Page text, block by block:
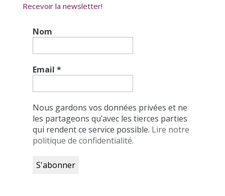
Recevoir la newsletter!
Nom
Email *
Nous gardons vos données privées et ne
les partageons qu’avec les tierces parties
qui rendent ce service possible. Lire notre
politique de confidentialité.